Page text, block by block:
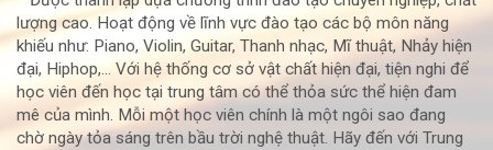
lượng cao. Hoạt động về lĩnh vực đào tạo các bộ môn năng
khiếu như: Piano, Violin, Guitar, Thanh nhạc, Mĩ thuật, Nhảy hiện
đại, Hiphop,... Với hệ thống cơ sở vật chất hiện đại, tiện nghi để
học viên đến học tại trung tâm có thể thỏa sức thể hiện đam
mê của mình. Mỗi một học viên chính là một ngôi sao đang
chờ ngày tỏa sáng trên bầu trời nghệ thuật. Hãy đến với Trung